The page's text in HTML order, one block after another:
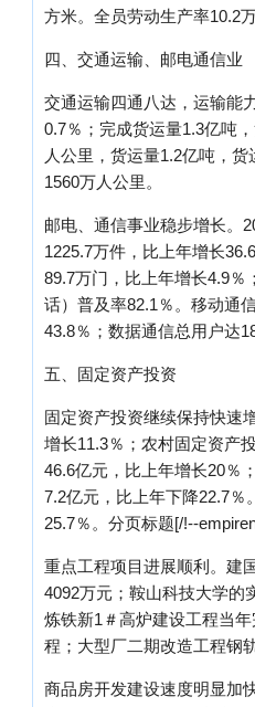
方米。全员劳动生产率10.2
四、交通运输、邮电通信业
交通运输四通八达，运输能
0.7％；完成货运量1.3亿吨
人公里，货运量1.2亿吨，
1560万人公里。
邮电、通信事业稳步增长。
1225.7万件，比上年增长
89.7万门，比上年增长4.9％
话）普及率82.1％。移动通
43.8％；数据通信总用户达
五、固定资产投资
固定资产投资继续保持快速
增长11.3％；农村固定资产
46.6亿元，比上年增长20％
7.2亿元，比上年下降22.7％
25.7％。分页标题[/!--
重点工程项目进展顺利。建
4092万元；鞍山科技大学的
炼铁新1＃高炉建设工程当
程；大型厂二期改造工程钢
商品房开发建设速度明显加